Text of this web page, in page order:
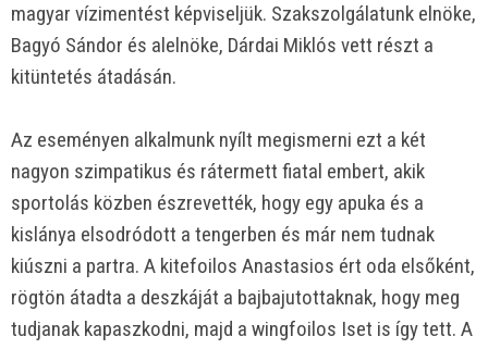
magyar vízimentést képviseljük. Szakszolgálatunk elnöke,
Bagyó Sándor és alelnöke, Dárdai Miklós vett részt a
kitüntetés átadásán.
Az eseményen alkalmunk nyílt megismerni ezt a két
nagyon szimpatikus és rátermett fiatal embert, akik
sportolás közben észrevették, hogy egy apuka és a
kislánya elsodródott a tengerben és már nem tudnak
kiúszni a partra. A kitefoilos Anastasios ért oda elsőként,
rögtön átadta a deszkáját a bajbajutottaknak, hogy meg
tudjanak kapaszkodni, majd a wingfoilos Iset is így tett. A